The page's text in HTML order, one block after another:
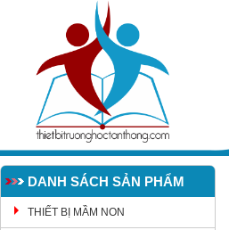
DANH SÁCH SẢN PHẨM
THIẾT BỊ MẦM NON